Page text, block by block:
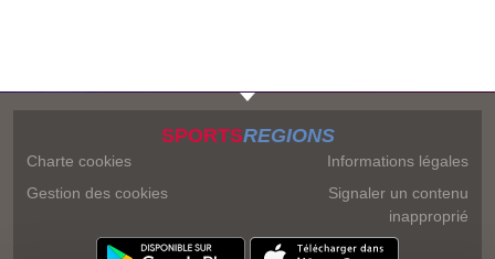
SPORTSREGIONS
Charte cookies
Gestion des cookies
Informations légales
Signaler un contenu
inapproprié